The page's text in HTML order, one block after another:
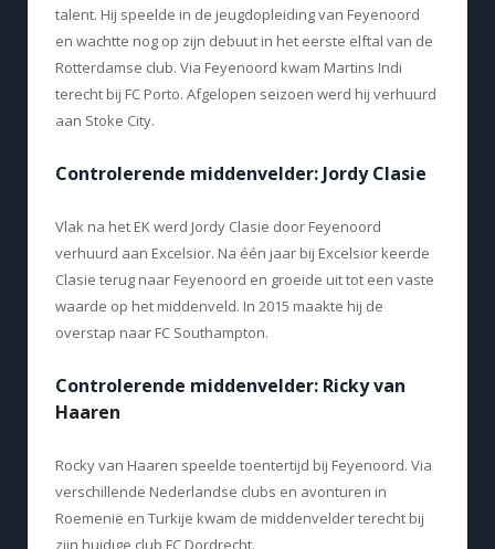
talent. Hij speelde in de jeugdopleiding van Feyenoord
en wachtte nog op zijn debuut in het eerste elftal van de
Rotterdamse club. Via Feyenoord kwam Martins Indi
terecht bij FC Porto. Afgelopen seizoen werd hij verhuurd
aan Stoke City.
Controlerende middenvelder: Jordy Clasie
Vlak na het EK werd Jordy Clasie door Feyenoord
verhuurd aan Excelsior. Na één jaar bij Excelsior keerde
Clasie terug naar Feyenoord en groeide uit tot een vaste
waarde op het middenveld. In 2015 maakte hij de
overstap naar FC Southampton.
Controlerende middenvelder: Ricky van
Haaren
Rocky van Haaren speelde toentertijd bij Feyenoord. Via
verschillende Nederlandse clubs en avonturen in
Roemenië en Turkije kwam de middenvelder terecht bij
zijn huidige club FC Dordrecht.